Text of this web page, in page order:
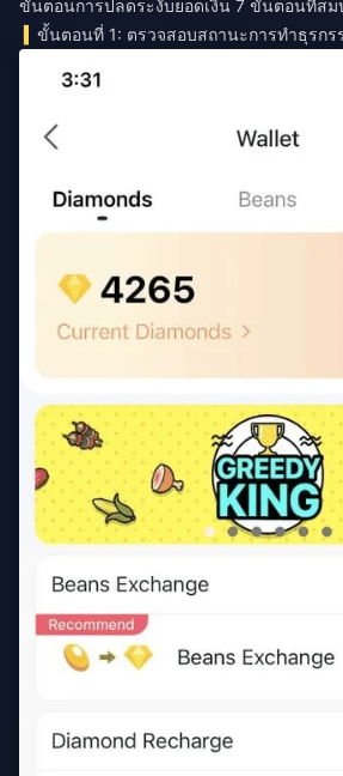
ขั้นตอนการปลดระงับยอดเงิน 7 ขั้นตอนที่ส
ขั้นตอนที่ 1: ตรวจสอบสถานะการทำธุรกร